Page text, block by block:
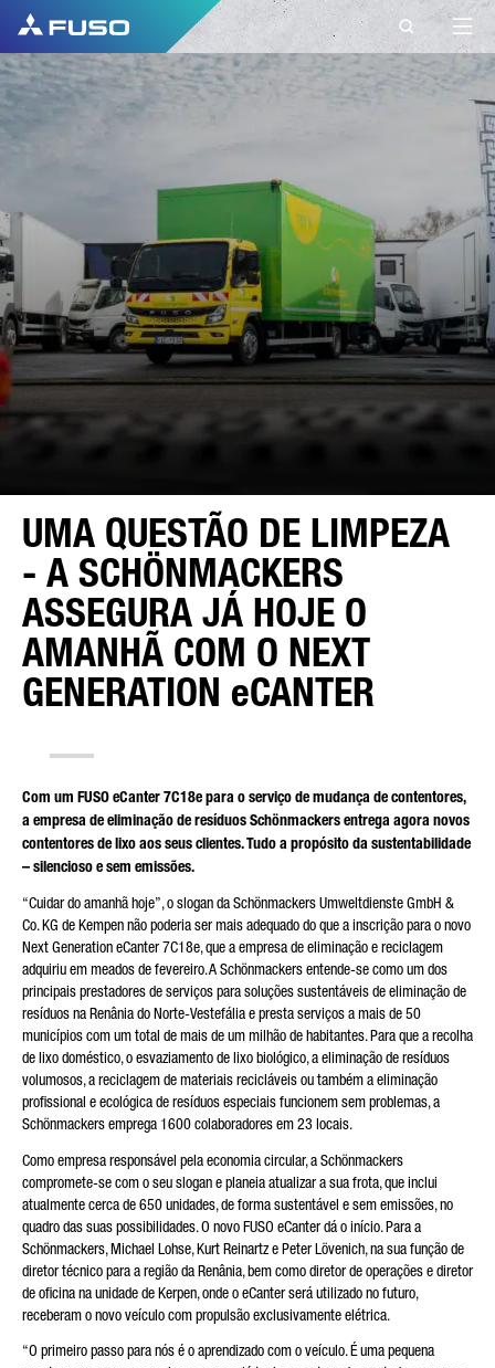
UMA QUESTÃO DE LIMPEZA
- A SCHÖNMACKERS
ASSEGURA JÁ HOJE O
AMANHÃ COM O NEXT
GENERATION eCANTER
CONTACTO
CONTACTO
Tem perguntas? Envie-nos o seu pedido
através deste formulário de contacto.
PRIMEIRO NOME*
DISTRITO
TIPO DE PEDIDO*
CORREIO ELECTRÓNICO*
NÚMERO DE TELEFONE*
A SUA MENSAGEM (OPCIONAL)
* O campo é obrigatório
Processaremos, armazenaremos e utilizaremos
cuidadosamente os seus dados de acordo com as disposições
legais sobre protecção de dados, em conformidade com o seu
consentimento, apenas com a finalidade de processar a sua
dados pessoais pela Daimler Truck AG, bem como
Com um FUSO eCanter 7C18e para o serviço de mudança de contentores,
a empresa de eliminação de resíduos Schönmackers entrega agora novos
contentores de lixo aos seus clientes. Tudo a propósito da sustentabilidade
– silencioso e sem emissões.
“Cuidar do amanhã hoje”, o slogan da Schönmackers Umweltdienste GmbH &
Co. KG de Kempen não poderia ser mais adequado do que a inscrição para o novo
Next Generation eCanter 7C18e, que a empresa de eliminação e reciclagem
adquiriu em meados de fevereiro. A Schönmackers entende-se como um dos
principais prestadores de serviços para soluções sustentáveis de eliminação de
resíduos na Renânia do Norte-Vestefália e presta serviços a mais de 50
municípios com um total de mais de um milhão de habitantes. Para que a recolha
de lixo doméstico, o esvaziamento de lixo biológico, a eliminação de resíduos
volumosos, a reciclagem de materiais recicláveis ou também a eliminação
profissional e ecológica de resíduos especiais funcionem sem problemas, a
Schönmackers emprega 1600 colaboradores em 23 locais.
Como empresa responsável pela economia circular, a Schönmackers
compromete-se com o seu slogan e planeia atualizar a sua frota, que inclui
atualmente cerca de 650 unidades, de forma sustentável e sem emissões, no
quadro das suas possibilidades. O novo FUSO eCanter dá o início. Para a
Schönmackers, Michael Lohse, Kurt Reinartz e Peter Lövenich, na sua função de
diretor técnico para a região da Renânia, bem como diretor de operações e diretor
de oficina na unidade de Kerpen, onde o eCanter será utilizado no futuro,
receberam o novo veículo com propulsão exclusivamente elétrica.
“O primeiro passo para nós é o aprendizado com o veículo. É uma pequena